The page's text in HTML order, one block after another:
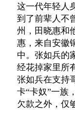
这一代年轻人
到了前辈人不
州，田晓惠和
惠，来自安徽
中。张如兵的
经花掉家里所
张如兵在支持
卡“卡奴”一族
欠款之外，仅